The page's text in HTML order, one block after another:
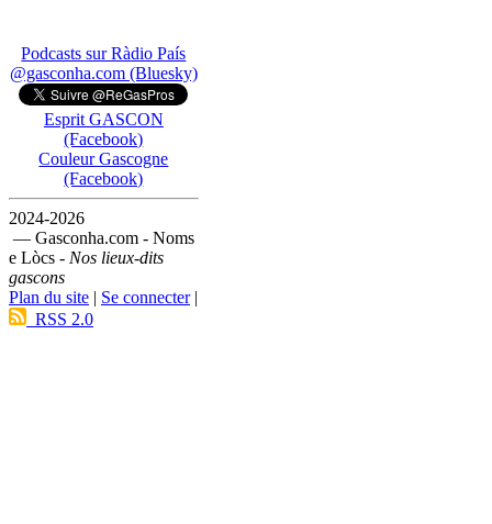
Podcasts sur Ràdio País
@gasconha.com (Bluesky)
Esprit GASCON
(Facebook)
Couleur Gascogne
(Facebook)
2024-2026
— Gasconha.com - Noms
e Lòcs - Nos lieux-dits
gascons
Plan du site | Se connecter|
RSS 2.0